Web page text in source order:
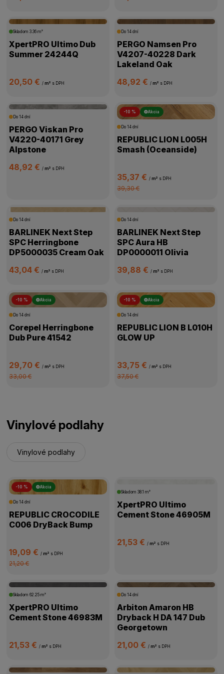
Skladom3.36 m²
XpertPRO Ultimo Dub
Summer 24244Q
20,50 €/ m² s DPH
Do 14 dní
PERGO Namsen Pro
V4207-40228 Dark
Lakeland Oak
48,92 € / m² s DPH
Do 14 dní
PERGO Viskan Pro
V4220-40171 Grey
Alpstone
48,92 €/ m² s DPH
-10 % Akcia
Do 14 dní
REPUBLIC LION L005H
Smash (Oceanside)
35,37 € / m² s DPH
39,30 €
Do 14 dní
BARLINEK Next Step
SPC Herringbone
DP5000035 Cream Oak
43,04 €/ m² s DPH
Do 14 dní
BARLINEK Next Step
SPC Aura HB
DP0000011 Olivia
39,88 € / m² s DPH
-10 % Akcia
Do 14 dní
Corepel Herringbone
Dub Pure 41542
29,70 €/ m² s DPH
33,00 €
-10 % Akcia
Do 14 dní
REPUBLIC LION B L010H
GLOW UP
33,75 € / m² s DPH
37,50 €
Vinylové podlahy
Vinylové podlahy
-10 % Akcia
Do 14 dní
REPUBLIC CROCODILE
C006 DryBack Bump
19,09 €/ m² s DPH
21,20 €
Skladom 38.1 m²
XpertPRO Ultimo
Cement Stone 46905M
21,53 € / m² s DPH
Skladom62.25 m²
XpertPRO Ultimo
Cement Stone 46983M
21,53 €/ m² s DPH
Do 14 dní
Arbiton Amaron HB
Dryback H DA 147 Dub
Georgetown
21,00 € / m² s DPH